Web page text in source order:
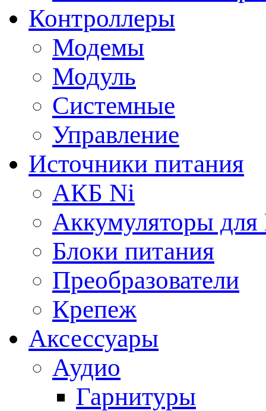
Контроллеры
Модемы
Модуль
Системные
Управление
Источники питания
АКБ Ni
Аккумуляторы
Блоки питания
Преобразователи
Крепеж
Аксессуары
Аудио
Гарнитуры